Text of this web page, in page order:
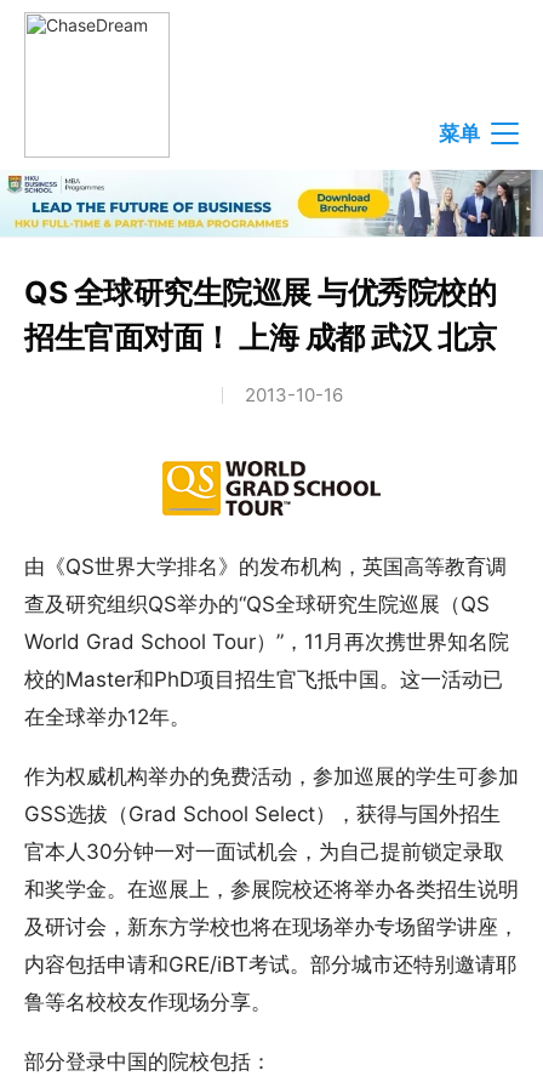
菜单
QS 全球研究生院巡展 与优秀院校的
招生官面对面！ 上海 成都 武汉 北京
2013-10-16
由《QS世界大学排名》的发布机构，英国高等教育调
查及研究组织QS举办的“QS全球研究生院巡展（QS
World Grad School Tour）”，11月再次携世界知名院
校的Master和PhD项目招生官飞抵中国。这一活动已
在全球举办12年。
作为权威机构举办的免费活动，参加巡展的学生可参加
GSS选拔（Grad School Select），获得与国外招生
官本人30分钟一对一面试机会，为自己提前锁定录取
和奖学金。在巡展上，参展院校还将举办各类招生说明
及研讨会，新东方学校也将在现场举办专场留学讲座，
内容包括申请和GRE/iBT考试。部分城市还特别邀请耶
鲁等名校校友作现场分享。
部分登录中国的院校包括：